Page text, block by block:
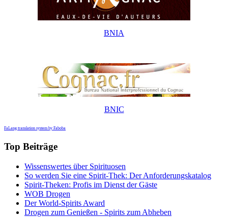
BNIA
BNIC
FaLang translation system by Faboba
Top Beiträge
Wissenswertes über Spirituosen
So werden Sie eine Spirit-Thek: Der Anforderungskatalog
Spirit-Theken: Profis im Dienst der Gäste
WOB Drogen
Der World-Spirits Award
Drogen zum Genießen - Spirits zum Abheben